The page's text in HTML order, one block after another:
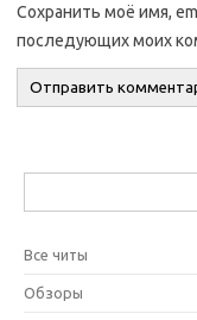
Сохранить моё имя,
последующих моих
Все читы
Обзоры